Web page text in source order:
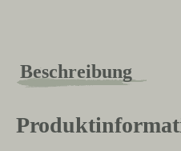
Beschreibung